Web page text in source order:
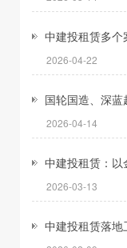
2026-04-22
中建投租赁多个案例
2026-04-14
国轮国造、深蓝起
2026-03-13
中建投租赁：以金
中建投租赁落